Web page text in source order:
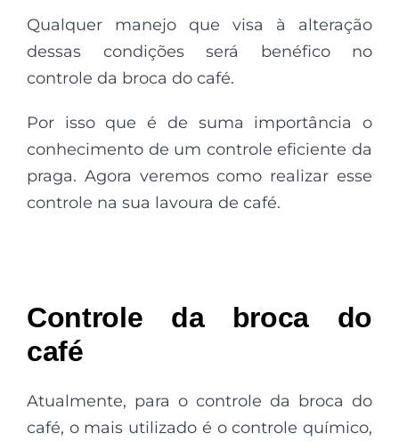
Qualquer manejo que visa à alteração
dessas condições será benéfico no
controle da broca do café.
Por isso que é de suma importância o
conhecimento de um controle eficiente da
praga. Agora veremos como realizar esse
controle na sua lavoura de café.
Controle da broca do
café
Atualmente, para o controle da broca do
café, o mais utilizado é o controle químico,